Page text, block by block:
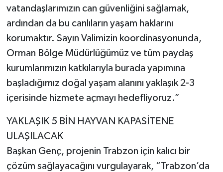
vatandaşlarımızın can güvenliğini sağlamak,
ardından da bu canlıların yaşam haklarını
korumaktır. Sayın Valimizin koordinasyonunda,
Orman Bölge Müdürlüğümüz ve tüm paydaş
kurumlarımızın katkılarıyla burada yapımına
başladığımız doğal yaşam alanını yaklaşık 2-3
içerisinde hizmete açmayı hedefliyoruz.”
YAKLAŞIK 5 BİN HAYVAN KAPASİTENE
ULAŞILACAK
Başkan Genç, projenin Trabzon için kalıcı bir
çözüm sağlayacağını vurgulayarak, “Trabzon’da